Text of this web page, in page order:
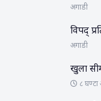
अगाडी
विपद्
अगाडी
खुला
८ घण्टा